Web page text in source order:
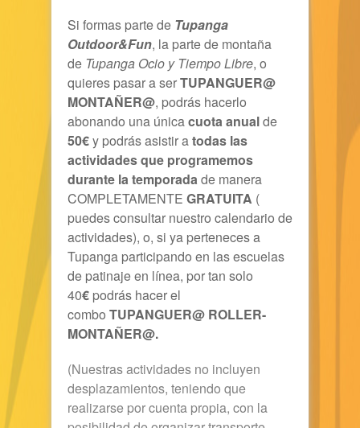
Si formas parte de Tupanga
Outdoor&Fun, la parte de montaña
de Tupanga Ocio y Tiempo Libre, o
quieres pasar a serTUPANGUER@
MONTAÑER@, podrás hacerlo
abonando una únicacuota anualde
50€y podrás asistir atodas las
actividades que programemos
durante la temporadade manera
COMPLETAMENTE GRATUITA (
puedes consultar nuestro calendario de
actividades), o, si ya perteneces a
Tupanga participando en las escuelas
de patinaje en línea, por tan solo
40€ podrás hacer el
combo TUPANGUER@ ROLLER-
MONTAÑER@.
(Nuestras actividades no incluyen
desplazamientos, teniendo que
realizarse por cuenta propia, con la